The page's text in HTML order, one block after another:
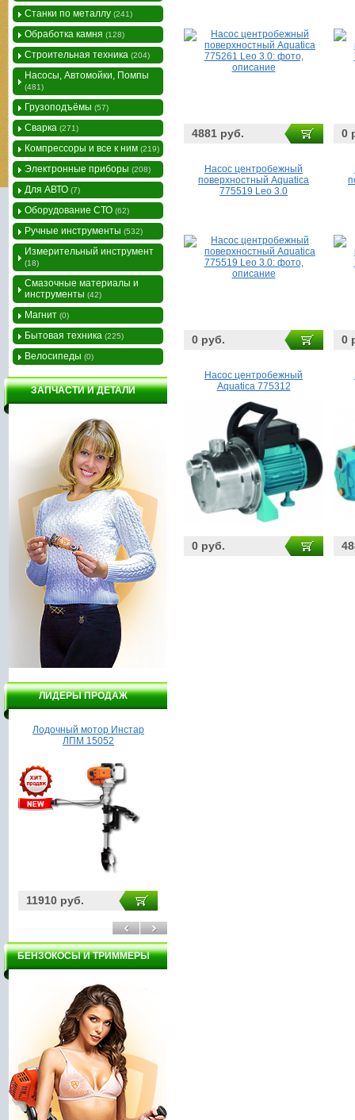
4881 руб. 0
Насос центробежный
поверхностный Aquatica
775519 Leo 3.0
0 руб. 0
Насос центробежный
Aquatica 775312
0 руб.
Станки по металлу (241)
Обработка камня (128)
Строительная техника (204)
Насосы, Автомойки, Помпы
(481)
Грузоподъёмы (57)
Сварка (271)
Компрессоры и все к ним (219)
Электронные приборы (208)
Для АВТО (7)
Оборудование СТО (62)
Ручные инструменты (532)
Измерительный инструмент
(18)
Смазочные материалы и
инструменты (42)
Магнит (0)
Бытовая техника (225)
Велосипеды (0)
ЗАПЧАСТИ И ДЕТАЛИ
ЛИДЕРЫ ПРОДАЖ
Насос Гидроагрегат ВСН1-
550А
3200 руб.
БЕНЗОКОСЫ И ТРИММЕРЫ